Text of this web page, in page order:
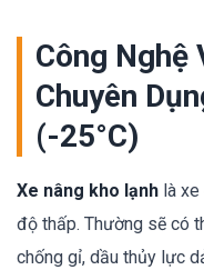
Công Nghệ
Chuyên
(-25°C)
Xe nâng kho lạnh là
độ thấp. Thường sẽ có
chống gỉ, dầu thủy lực